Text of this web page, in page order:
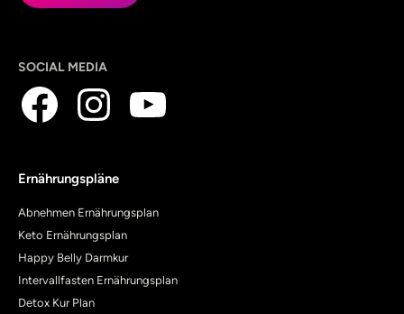
SOCIAL MEDIA
Ernährungspläne
Abnehmen Ernährungsplan
Keto Ernährungsplan
Happy Belly Darmkur
Intervallfasten Ernährungsplan
Detox Kur Plan